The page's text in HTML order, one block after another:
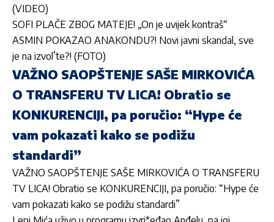
(VIDEO)
SOFI PLAČE ZBOG MATEJE! „On je uvijek kontraš“
ASMIN POKAZAO ANAKONDU?! Novi javni skandal, sve
je na izvol’te?! (FOTO)
VAŽNO SAOPŠTENJE SAŠE MIRKOVIĆA
O TRANSFERU TV LICA! Obratio se
KONKURENCIJI, pa poručio: “Hype će
vam pokazati kako se podižu
standardi”
VAŽNO SAOPŠTENJE SAŠE MIRKOVIĆA O TRANSFERU
TV LICA! Obratio se KONKURENCIJI, pa poručio: “Hype će
vam pokazati kako se podižu standardi”